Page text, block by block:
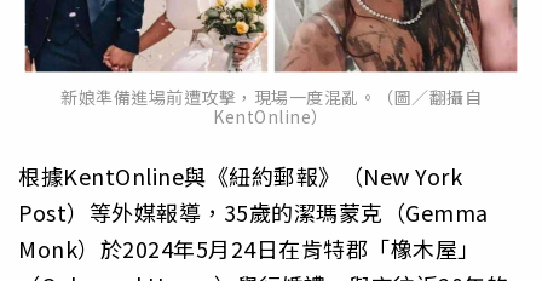
新娘準備進場前遭攻擊，現場一度混亂。（圖／翻攝自
KentOnline）
根據KentOnline與《紐約郵報》（New York
Post）等外媒報導，35歲的潔瑪蒙克（Gemma
Monk）於2024年5月24日在肯特郡「橡木屋」